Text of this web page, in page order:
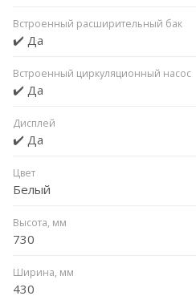
Встроенный расширительный бак
✔️ Да
Встроенный циркуляционный насос
✔️ Да
Дисплей
✔️ Да
Цвет
Белый
Высота, мм
730
Ширина, мм
430